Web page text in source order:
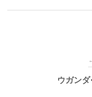
navigation
ウガン